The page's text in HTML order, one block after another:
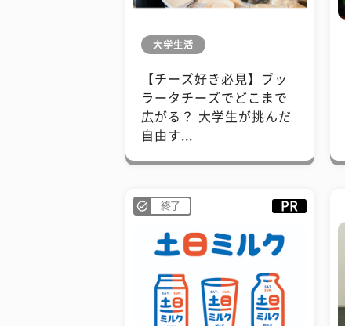
大学生活
【チーズ好き必見】ブッ
ラータチーズでどこまで
広がる？ 大学生が挑んだ
自由す...
終了 PR